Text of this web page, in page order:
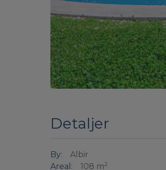
Detaljer
By:
Albir
Areal:
108 m2